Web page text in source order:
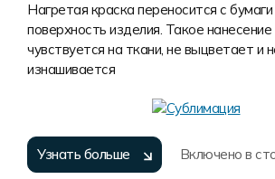
Нагретая краска переносится с бумаги
поверхность изделия. Такое нанесение
чувствуется на ткани, не выцветает и
изнашивается
Узнать больше Включено в